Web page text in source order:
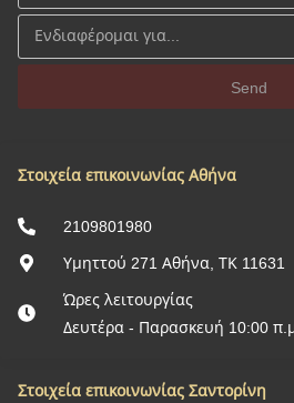
Στοιχεία επικοινωνίας Σαντορίνη
Στοιχεία επικοινωνίας Αθήνα
2109801980
Υμηττού 271 Αθήνα, ΤΚ 11631
Ώρες λειτουργίας
Δευτέρα - Παρασκευή 10:00
Send